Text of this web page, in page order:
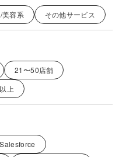
美容系 その他サービス
21〜50店舗
上